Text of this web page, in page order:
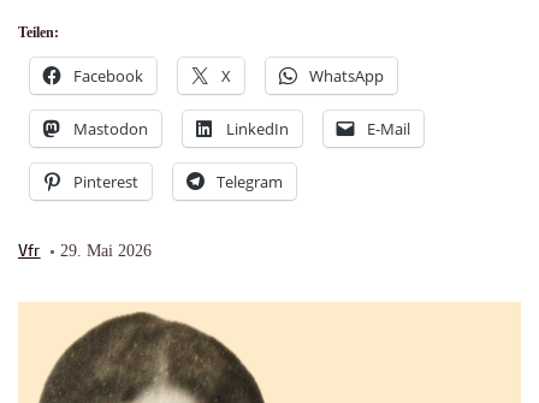
Teilen:
Facebook X WhatsApp
Mastodon LinkedIn E-Mail
Pinterest Telegram
Vfr 29. Mai 2026